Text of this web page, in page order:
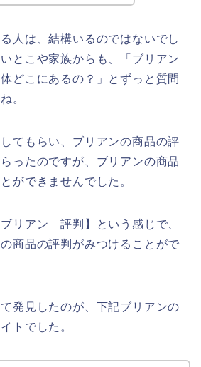
人は、結構いるのではないでし
とこや家族からも、「ブリアン
どこにあるの？」とずっと質問
。
てもらい、ブリアンの商品の評
ったのですが、ブリアンの商品
ができませんでした。
リアン 評判】という感じで、
商品の評判がみつけることがで
発見したのが、下記ブリアンの
トでした。